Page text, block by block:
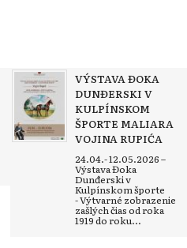
VÝSTAVA ĐOKA
DUNĐERSKI V
KULPÍNSKOM
ŠPORTE MALIARA
VOJINA RUPIĆA
24.04.- 12.05.2026 –
Výstava Đoka
Dunđerski v
Kulpínskom športe
- Výtvarné zobrazenie
zašlých čias od roka
1919 do roku...